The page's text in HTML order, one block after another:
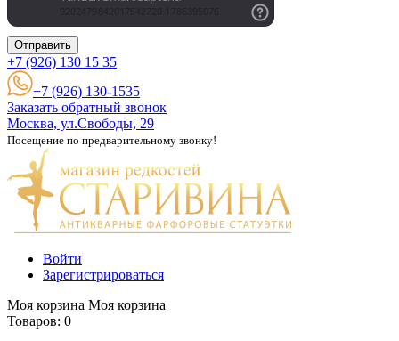
Отправить
+7 (926) 130 15 35
+7 (926) 130-1535
Заказать обратный звонок
Москва, ул.Свободы, 29
Посещение по предварительному звонку!
Войти
Зарегистрироваться
Моя корзина Моя корзина
Товаров: 0